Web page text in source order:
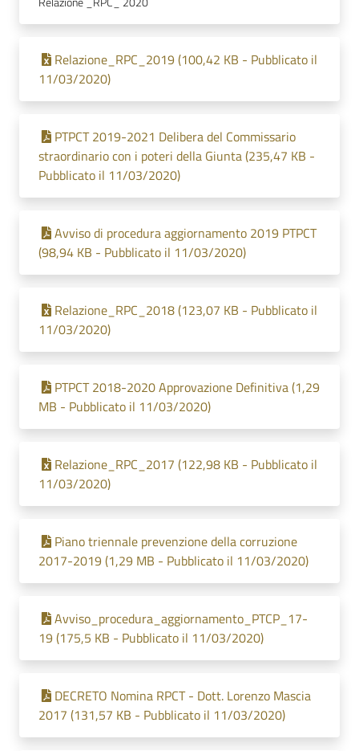
Relazione_RPC_2019 (100,42 KB - Pubblicato il
11/03/2020)
PTPCT 2019-2021 Delibera del Commissario
straordinario con i poteri della Giunta (235,47 KB -
Pubblicato il 11/03/2020)
Avviso di procedura aggiornamento 2019 PTPCT
(98,94 KB - Pubblicato il 11/03/2020)
Relazione_RPC_2018 (123,07 KB - Pubblicato il
11/03/2020)
PTPCT 2018-2020 Approvazione Definitiva (1,29
MB - Pubblicato il 11/03/2020)
Relazione_RPC_2017 (122,98 KB - Pubblicato il
11/03/2020)
Piano triennale prevenzione della corruzione
2017-2019 (1,29 MB - Pubblicato il 11/03/2020)
Avviso_procedura_aggiornamento_PTCP_17-
19 (175,5 KB - Pubblicato il 11/03/2020)
DECRETO Nomina RPCT - Dott. Lorenzo Mascia
2017 (131,57 KB - Pubblicato il 11/03/2020)